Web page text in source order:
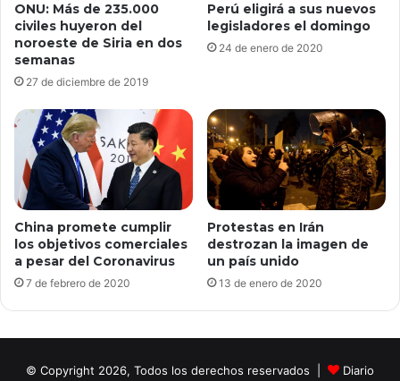
ONU: Más de 235.000
civiles huyeron del
noroeste de Siria en dos
semanas
27 de diciembre de 2019
Perú eligirá a sus nuevos
legisladores el domingo
24 de enero de 2020
China promete cumplir
los objetivos comerciales
a pesar del Coronavirus
7 de febrero de 2020
Protestas en Irán
destrozan la imagen de
un país unido
13 de enero de 2020
© Copyright 2026, Todos los derechos reservados | Diario